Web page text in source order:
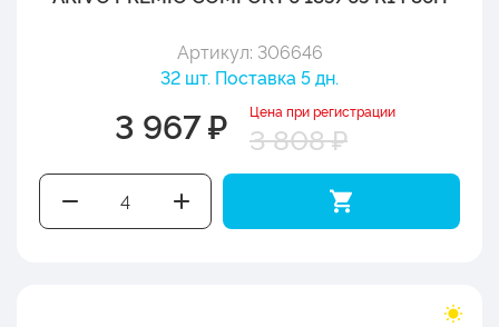
Артикул: 306646
32 шт. Поставка 5 дн.
3 967 ₽ Цена при регистрации
3 808 ₽